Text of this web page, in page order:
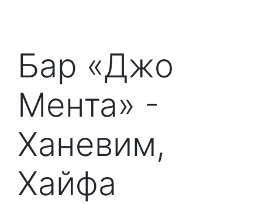
Бар «Джо
Мента» -
Ханевим,
Хайфа